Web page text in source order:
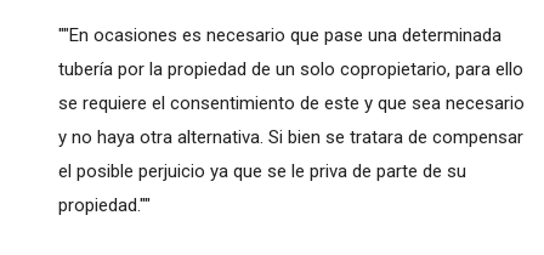
""En ocasiones es necesario que pase una determinada
tubería por la propiedad de un solo copropietario, para ello
se requiere el consentimiento de este y que sea necesario
y no haya otra alternativa. Si bien se tratara de compensar
el posible perjuicio ya que se le priva de parte de su
propiedad.""